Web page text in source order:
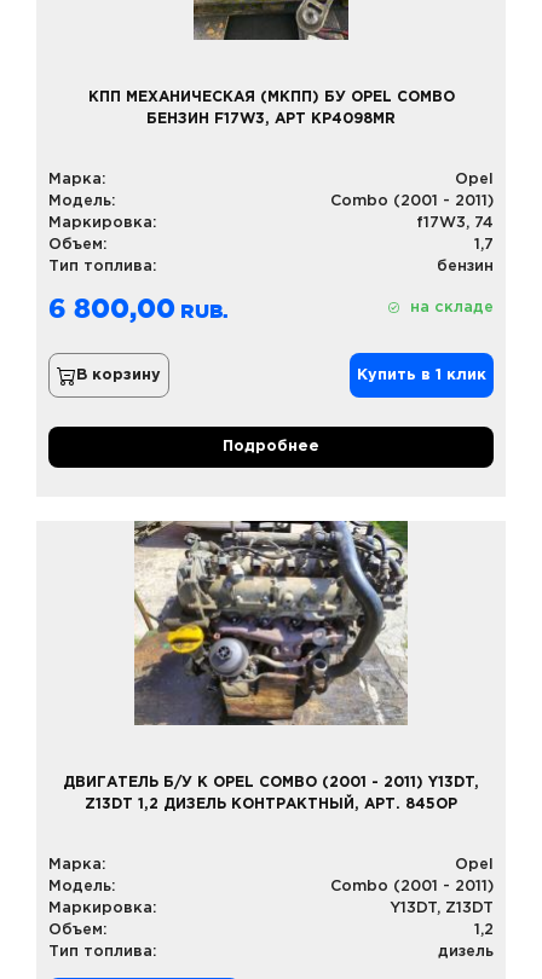
КПП МЕХАНИЧЕСКАЯ (МКПП) БУ OPEL COMBO
БЕНЗИН F17W3, АРТ KP4098MR
Марка:
Opel
Модель:
Combo (2001 - 2011)
Маркировка:
f17W3, 74
Объем:
1,7
Тип топлива:
бензин
6 800,00 на складе
В корзину Купить в 1 клик
Подробнее
ДВИГАТЕЛЬ Б/У К OPEL COMBO (2001 - 2011) Y13DT,
Z13DT 1,2 ДИЗЕЛЬ КОНТРАКТНЫЙ, АРТ. 845OP
Марка:
Opel
Модель:
Combo (2001 - 2011)
Маркировка:
Y13DT, Z13DT
Объем:
1,2
Тип топлива:
дизель